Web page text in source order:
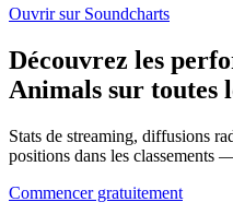
Ouvrir sur Soundcharts
Découvrez les
Animals sur toutes
Stats de streaming, diffusions
positions dans les classements
Commencer gratuitement